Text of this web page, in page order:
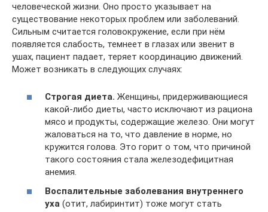
человеческой жизни. Оно просто указывает на
существование некоторых проблем или заболеваний.
Сильным считается головокружение, если при нём
появляется слабость, темнеет в глазах или звенит в
ушах, пациент падает, теряет координацию движений.
Может возникать в следующих случаях:
Строгая диета. Женщины, придерживающиеся
какой-либо диеты, часто исключают из рациона
мясо и продукты, содержащие железо. Они могут
жаловаться на то, что давление в норме, но
кружится голова. Это горит о том, что причиной
такого состояния стала железодефицитная
анемия.
Воспалительные заболевания внутреннего
уха (отит, лабиринтит) тоже могут стать